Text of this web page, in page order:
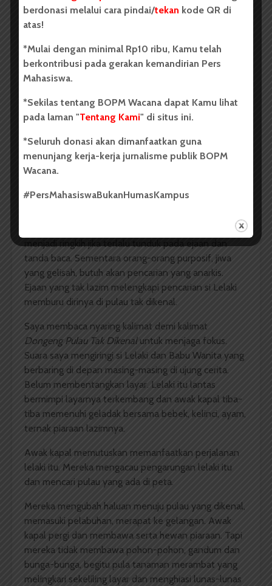
kalimat.
aturan huruf-huruf. Ejaan bahasanya yang tak umum
membuat pencarian kita atas makna di tiap paragraf
menjadi lebih intens.
Tak ada yang perlu didewakan dari tanda baca, ejaan
bahasa, dan struktur kalimat berupa subjek dan
jenisnya yang membikin segala hal terlalu jelas. Tanda
baca dan ejaan yang dibuat seenaknya oleh
Saramago, bagi saya, adalah bentuk
ketidakpercayaannya pada titik kordinat dalam
menjadi ringkih jika terlalu tunduk pada ejaan dan
tanda baca. Sementara orang-orang purposif, jiwa
yang gelisah, butuh akan pencarian yang anarkis.
Ejaan yang tak lazim melengkapi pencarian si Lelaki
memburu dirinya di pulau tak dikenal.
Saya membaca nyaring kalimat demi kalimat
Dongeng Pulau Tak Dikenal untuk menjaga fokus.
Suara saya mengiringi si Lelaki dan Babu Wanita yang
berbaring di depan masing-masing di ujung cerita.
Belum membentangkan layar. Lelaki itu lantas
bermimpi layarnya terkembang dan awak kapal tiba-
tiba memenuhi geladak bersama bebek, kelinci, ayam,
ternak piaraan lazimnya.
Awak kapal memutuskan memanfaatkan perjalanan
lelaki itu. Mereka mengacau pengarungan lelaki itu
dan mencari pulau yang ada di peta.
Mereka mengubah haluan menuju pulau yang dikenal,
memasuki pelabuhan, merapat ke gelangan. Awak
kapal pergi dan membawa serta hewan piaraan. Tapi
mereka tidak membawa pohon-pohon, gandum dan
bunga-bunga, begitu pula tanaman merambat yang
melingkari sekeliling layar dan menghiasi lunas-lunas
berdonasi melalui cara pindai/tekan kode QR di
atas!
*Mulai dengan minimal Rp10 ribu, Kamu telah
berkontribusi pada gerakan kemandirian Pers
Mahasiswa.
*Sekilas tentang BOPM Wacana dapat Kamu lihat
pada laman "Tentang Kami" di situs ini.
*Seluruh donasi akan dimanfaatkan guna
menunjang kerja-kerja jurnalisme publik BOPM
Wacana.
#PersMahasiswaBukanHumasKampus